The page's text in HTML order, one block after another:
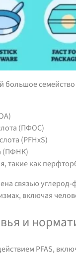
большое
(ПФОС)
(PFHxS)
(ПФНК)
такие как
связью
включая
и
PFAS,